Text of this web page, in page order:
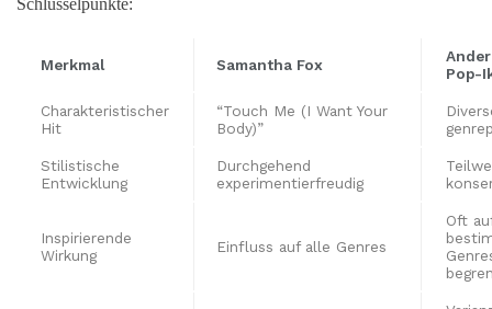
Schlüsselpunkte:
Merkmal Samantha Fox
Pop-
Charakteristischer
Hit
“Touch Me (I Want Your
Body)”
Stilistische
Entwicklung
Durchgehend
experimentierfreudig
Inspirierende
Wirkung
Einfluss auf alle Genres
Oft